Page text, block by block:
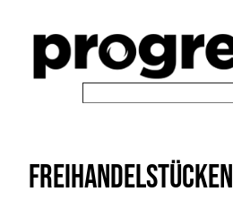
Inhalt
springen
c
h
Freihandelstücken